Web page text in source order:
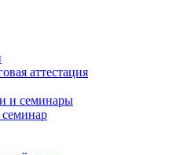
аттестация
и семинары